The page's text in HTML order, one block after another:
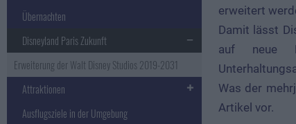
erweitert
Damit lässt
auf neue
Was der
Artikel vor.
Übernachten
Disneyland Paris Zukunft
Erweiterung der Walt Disney Studios 2019-2031
Attraktionen
Ausflugsziele in der Umgebung